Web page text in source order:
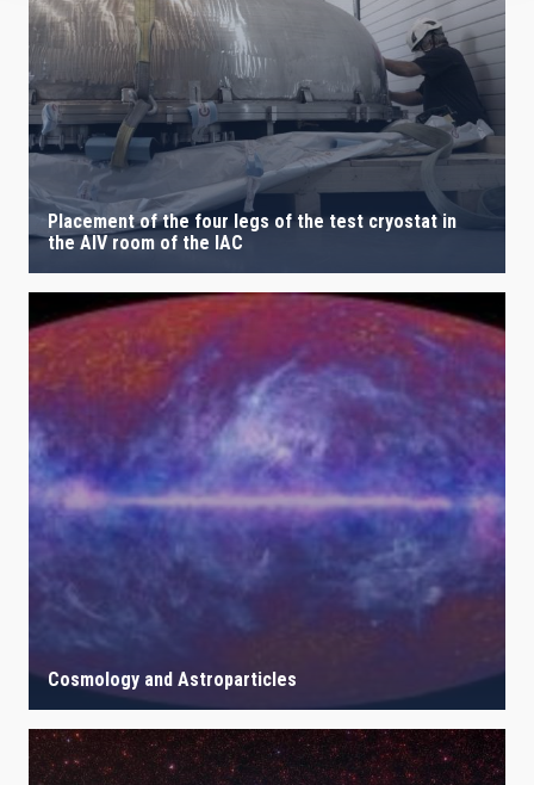
Placement of the four legs of the test cryostat in
the AIV room of the IAC
Cosmology and Astroparticles